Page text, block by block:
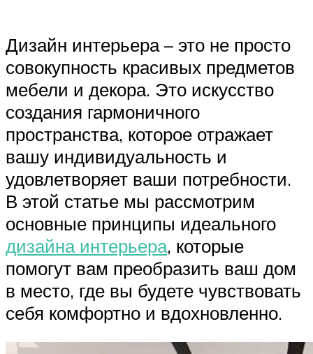
Дизайн интерьера – это не просто
совокупность красивых предметов
мебели и декора. Это искусство
создания гармоничного
пространства, которое отражает
вашу индивидуальность и
удовлетворяет ваши потребности.
В этой статье мы рассмотрим
основные принципы идеального
дизайна интерьера, которые
помогут вам преобразить ваш дом
в место, где вы будете чувствовать
себя комфортно и вдохновленно.